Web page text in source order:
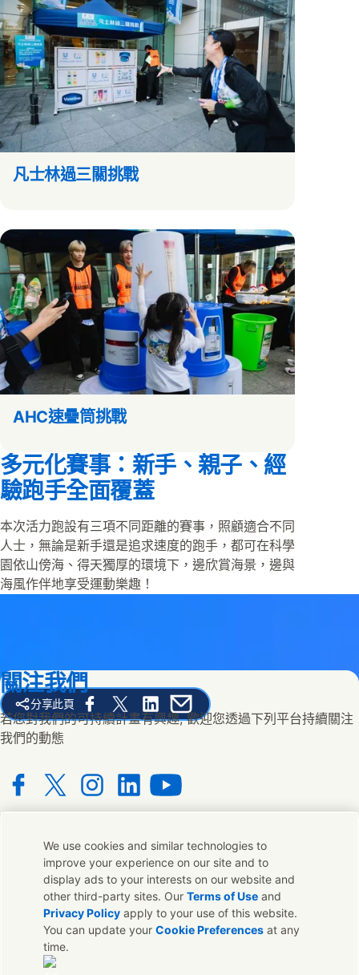
凡士林過三關挑戰
AHC速疊筒挑戰
多元化賽事：新手、親子、經
驗跑手全面覆蓋
本次活力跑設有三項不同距離的賽事，照顧適合不同
人士，無論是新手還是追求速度的跑手，都可在科學
園依山傍海、得天獨厚的環境下，邊欣賞海景，邊與
海風作伴地享受運動樂趣！
分享此頁
Share this page on Facebook
Share this page on X
Share this page on Linked In
Share this page on E-mail
關注我們
若您對我們的可持續計畫有興趣, 歡迎您透過下列平台持續關注
我們的動態
with us on Facebook
Connect with us on X
Connect with us on Instagram
Connect with us on LinkedIn
Connect with us on YouTube
聯絡我們
若您對我們的品牌有任何意見或想法都可與我們在全球的連絡人
取得聯繫
聯絡我們
We use cookies and similar technologies to
improve your experience on our site and to
display ads to your interests on our website and
other third-party sites. OurTerms of Use and
Privacy Policy apply to your use of this website.
You can update yourCookie Preferences at any
time.